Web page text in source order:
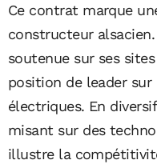
Ce contrat marque
constructeur
soutenue sur ses
position de leader sur
électriques. En
misant sur des
illustre la